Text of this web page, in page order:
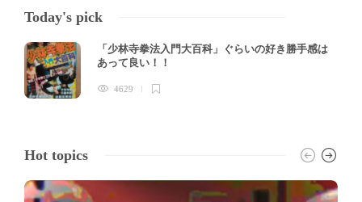
Today's pick
「少林寺拳法入門大百科」ぐらいの好き勝手感は
あって良い！！
4629
Hot topics